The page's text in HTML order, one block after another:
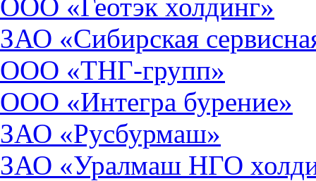
ООО «Геотэк холдинг»
ЗАО «Сибирская
ООО «ТНГ-групп»
ООО «Интегра бурение»
ЗАО «Русбурмаш»
ЗАО «Уралмаш НГО